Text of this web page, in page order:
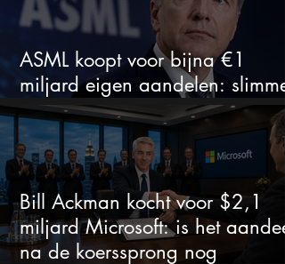
ASML koopt voor bijna €1
miljard eigen aandelen: slimme
zet of dure timing?
Bill Ackman kocht voor $2,1
miljard Microsoft: is het aandeel
na de koerssprong nog